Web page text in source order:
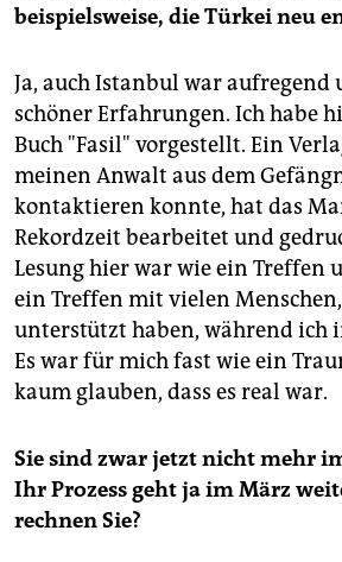
beispielsweise, die Türkei neu
Ja, auch Istanbul war aufregend
schöner Erfahrungen. Ich habe
Buch "Fasil" vorgestellt. Ein
meinen Anwalt aus dem
kontaktieren konnte, hat das
Rekordzeit bearbeitet und
Lesung hier war wie ein Treffen
ein Treffen mit vielen
unterstützt haben, während ich
Es war für mich fast wie ein
kaum glauben, dass es real war.
Sie sind zwar jetzt nicht mehr
Ihr Prozess geht ja im März
rechnen Sie?